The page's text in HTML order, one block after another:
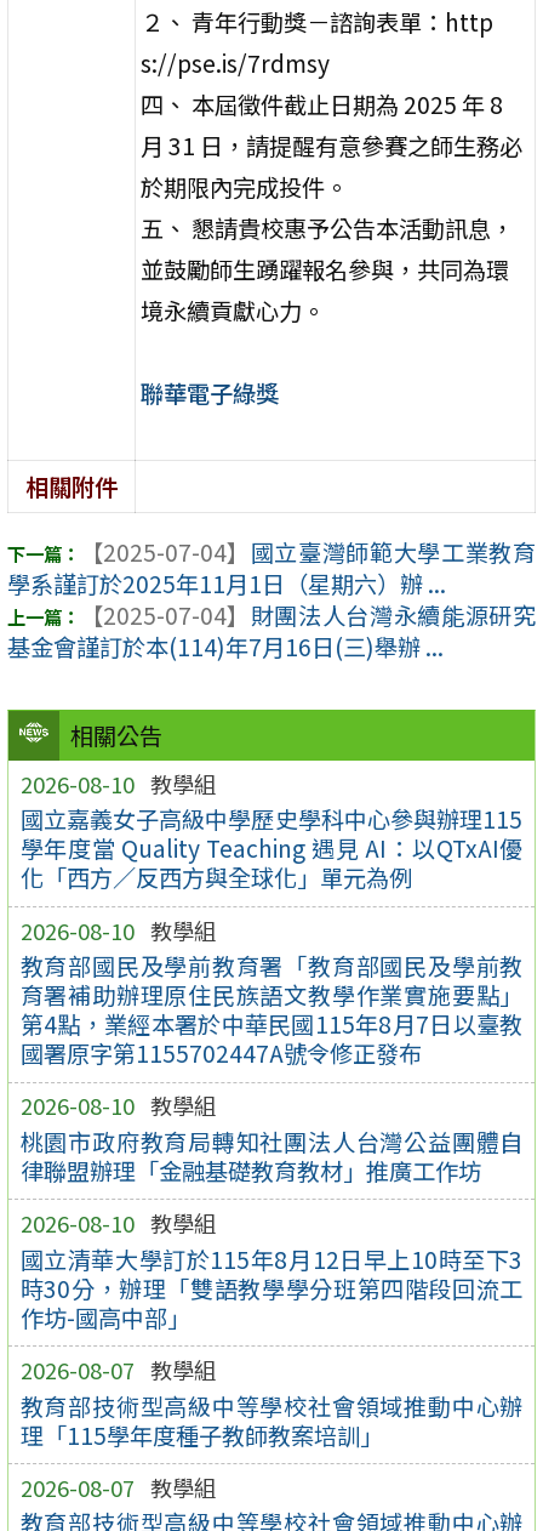
相關公告
2026-08-10 教學組
國立嘉義女子高級中學歷史學科中心參與辦理115
學年度當 Quality Teaching 遇見 AI：以QTxAI優
化「西方／反西方與全球化」單元為例
2026-08-10 教學組
教育部國民及學前教育署「教育部國民及學前教
育署補助辦理原住民族語文教學作業實施要點」
第4點，業經本署於中華民國115年8月7日以臺教
國署原字第1155702447A號令修正發布
2026-08-10 教學組
桃園市政府教育局轉知社團法人台灣公益團體自
律聯盟辦理「金融基礎教育教材」推廣工作坊
2026-08-10 教學組
國立清華大學訂於115年8月12日早上10時至下3
時30分，辦理「雙語教學學分班第四階段回流工
作坊-國高中部」
2026-08-07 教學組
教育部技術型高級中等學校社會領域推動中心辦
理「115學年度種子教師教案培訓」
2026-08-07 教學組
教育部技術型高級中等學校社會領域推動中心辦
２、 青年行動獎－諮詢表單：http
s://pse.is/7rdmsy
四、 本屆徵件截止日期為 2025 年 8
月 31 日，請提醒有意參賽之師生務必
於期限內完成投件。
五、 懇請貴校惠予公告本活動訊息，
並鼓勵師生踴躍報名參與，共同為環
境永續貢獻心力。
聯華電子綠獎
相關附件
【2025-07-04】 國立臺灣師範大學工業教育
學系謹訂於2025年11月1日（星期六）辦 ...
【2025-07-04】 財團法人台灣永續能源研究
基金會謹訂於本(114)年7月16日(三)舉辦 ...